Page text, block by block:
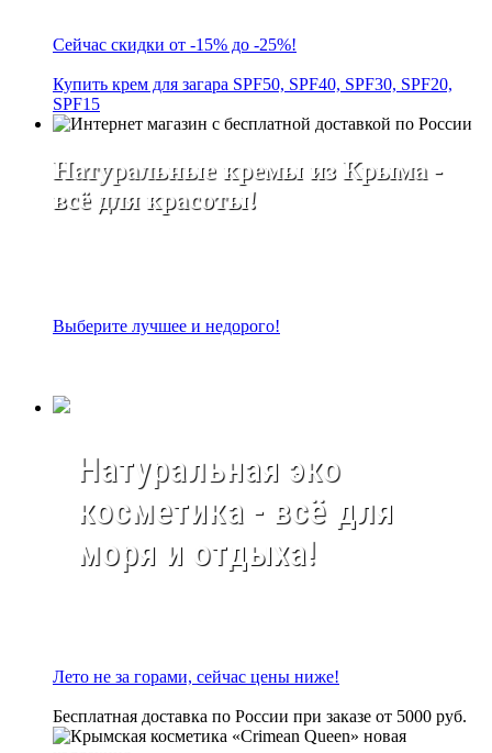
Сейчас скидки от -15% до -25%!
Купить крем для загара SPF50, SPF40, SPF30, SPF20,
SPF15
Натуральные кремы из Крыма -
всё для красоты!
Выберите лучшее и недорого!
Натуральная эко
косметика - всё для
моря и отдыха!
Лето не за горами, сейчас цены ниже!
Бесплатная доставка по России при заказе от 5000 руб.